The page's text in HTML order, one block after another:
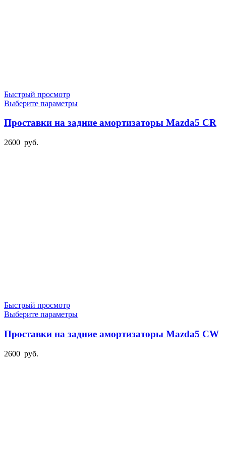
Быстрый просмотр
Выберите параметрыЭтот
имеет
несколько
Проставки на задние амортизаторы Mazda5 CR
2600 руб.
Быстрый просмотр
Выберите параметрыЭтот
имеет
несколько
Проставки на задние амортизаторы Mazda5 CW
2600 руб.